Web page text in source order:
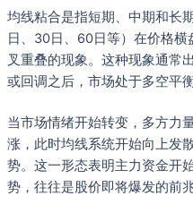
均线粘合是指短期、中期和长
日、30日、60日等）在价格
叉重叠的现象。这种现象通常
或回调之后，市场处于多空平衡
当市场情绪开始转变，多方力
涨，此时均线系统开始向上发
势。这一形态表明主力资金开
势，往往是股价即将爆发的前兆